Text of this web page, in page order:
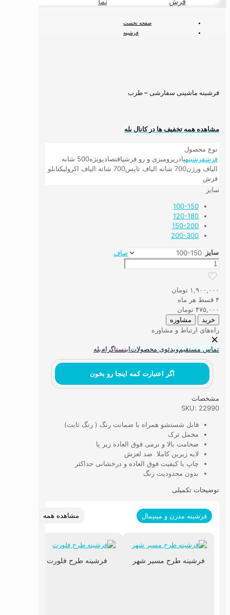
صفحه نخست
فرشینه
فرشینه ماشینی سفارشی – طرب
مشاهده همه تخفیف ها در کانال بله
نوع محصول
فرشفرشینهپادریرومیزی و رو فرشیاقتصادیویژه
500 شانه
الیاف ورژن700 شانه الیاف تاپس 700 شانه الیاف اکرولیک
تابلو
فرش
سایز
100-150
120-180
150-200
200-300
سایز
صاف
فرشینه
ماشینی
سفارشی
-
طرب
عدد
۱,۹۰۰,۰۰۰ تومان
۴ قسط هر ماه
۴۷۵,۰۰۰ تومان
خرید مشاوره
راه‌های ارتباط و مشاوره
تماس مستقیمویدئوی محصولاتاینستاگرامبله
اگر اعتبارت کمه اینجا رو بخون
مشخصات
SKU: 22990
قابل شستشو همراه با ضمانت رنگ ( رنگ ثابت)
مخمل ترک
ضخامت بالا و نرمی فوق العاده زیر پا
لایه زیرین کاملا ضد لعزش
چاپ با کیفیت فوق العاده و درخشانی حداکثر
بدون محدودیت رنگ
توضیحات تکمیلی
فرشینه مدرن و مینیمال مشاهده همه
فرشینه طرح مسیر شهر فرشینه طرح فلورت